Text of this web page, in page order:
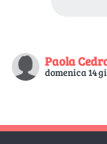
Paola
domenica 14
Scusa rettifico